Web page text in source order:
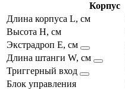
Корпус
Длина корпуса L, см
Высота H, см
Экстрадроп E, см
Длина штанги W, см
Триггерный вход
Блок управления